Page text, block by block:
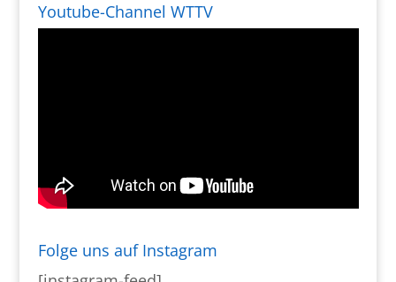
Youtube-Channel WTTV
Folge uns auf Instagram